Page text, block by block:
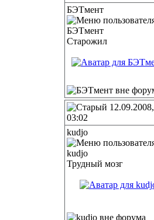
БЭТмент
Старожил
12.09.2008,
03:02
kudjo
Трудный мозг